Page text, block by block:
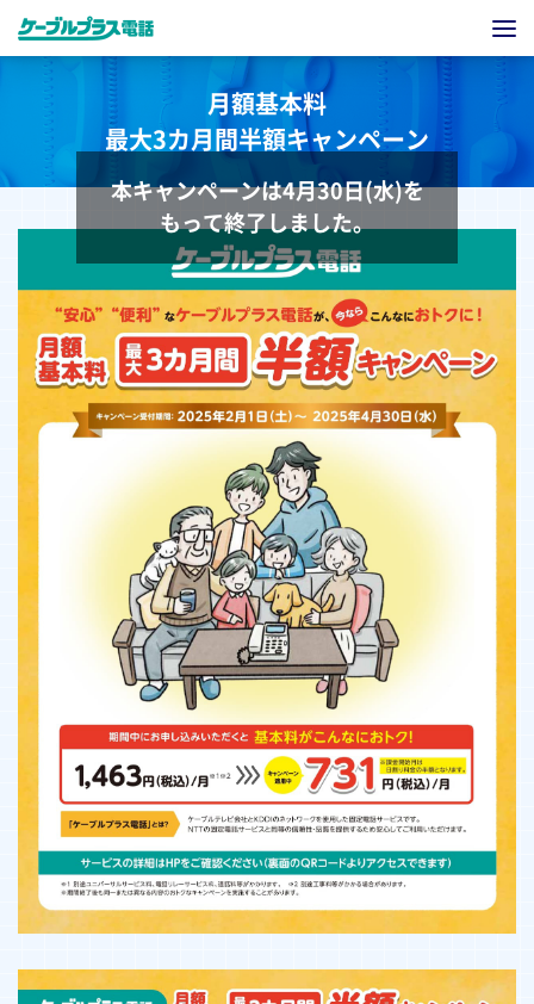
月額基本料
最大3カ月間半額キャンペーン
本キャンペーンは4月30日(水)を
もって終了しました。